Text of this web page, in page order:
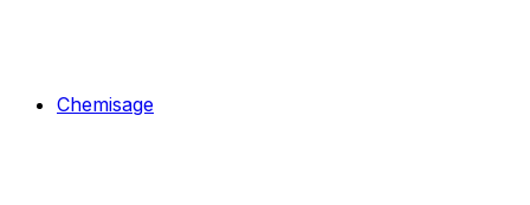
Chemisage